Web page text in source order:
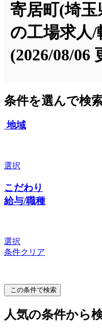
寄居町(埼
の工場求人/
(2026/08/06
条件を選んで検
地域
選択
こだわり
給与/職種
選択
条件クリア
この条件で検索
人気の条件から